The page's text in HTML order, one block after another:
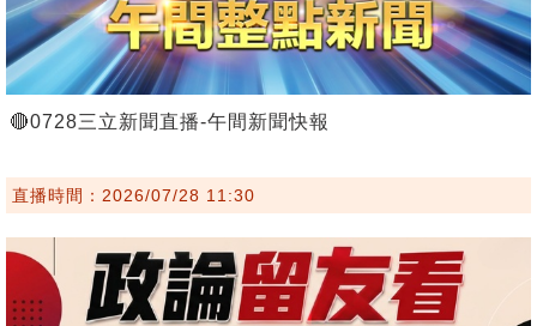
🔴0728三立新聞直播-午間新聞快報
直播時間：2026/07/28 11:30